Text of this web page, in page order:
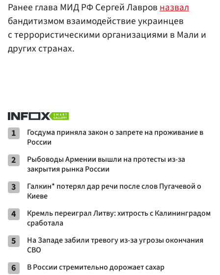
Ранее глава МИД РФ Сергей Лавровназвал
бандитизмом взаимодействие украинцев
с террористическими организациями в Мали и
других странах.
1
Госдума приняла закон о запрете на проживание в
России
2
Рыбоводы Армении вышли на протесты из-за
закрытия рынка России
3
Галкин* потерял дар речи после слов Пугачевой о
Киеве
4
Кремль переиграл Литву: хитрость с Калининградом
сработала
5
На Западе забили тревогу из-за угрозы окончания
СВО
6 В России стремительно дорожает сахар